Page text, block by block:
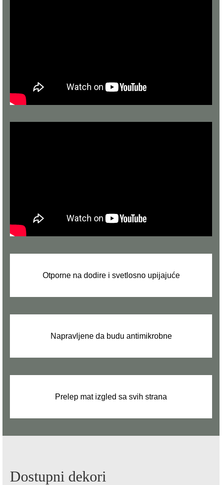
Otporne na dodire i svetlosno upijajuće
Napravljene da budu antimikrobne
Prelep mat izgled sa svih strana
Dostupni dekori